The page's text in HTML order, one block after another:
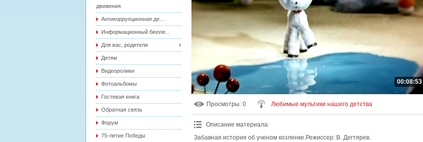
движения
Антикоррупционная де...
Информационный бюлле...
Для вас, родители
Детям
Видеоролики
Фотоальбомы
Гостевая книга
Обратная связь
Форум
75-летие Победы
00:08:53
Просмотры: 0 Любимые мультики нашего детства
Описание материала:
Забавная история об ученом козленке.Режиссер: В. Дегтярев.